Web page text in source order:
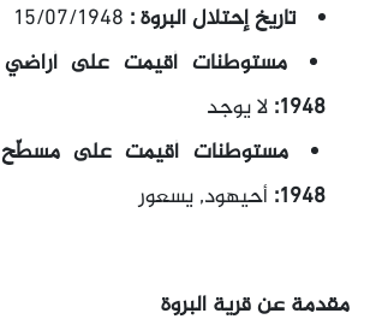
تاريخ إحتلال البروة :
مستوطنات أقيمت على أراضي
1948: لا يوجد
مستوطنات أقيمت على مسطّح
1948: أحيهود, يسعور
مقدمة عن قرية البروة